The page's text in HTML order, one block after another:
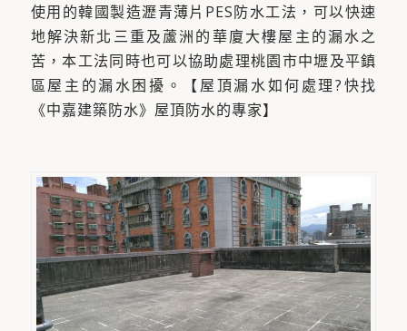
使用的韓國製造瀝青薄片PES防水工法，可以快速
地解決新北三重及蘆洲的華廈大樓屋主的漏水之
苦，本工法同時也可以協助處理桃園市中壢及平鎮
區屋主的漏水困擾。【屋頂漏水如何處理?快找
《中嘉建築防水》屋頂防水的專家】